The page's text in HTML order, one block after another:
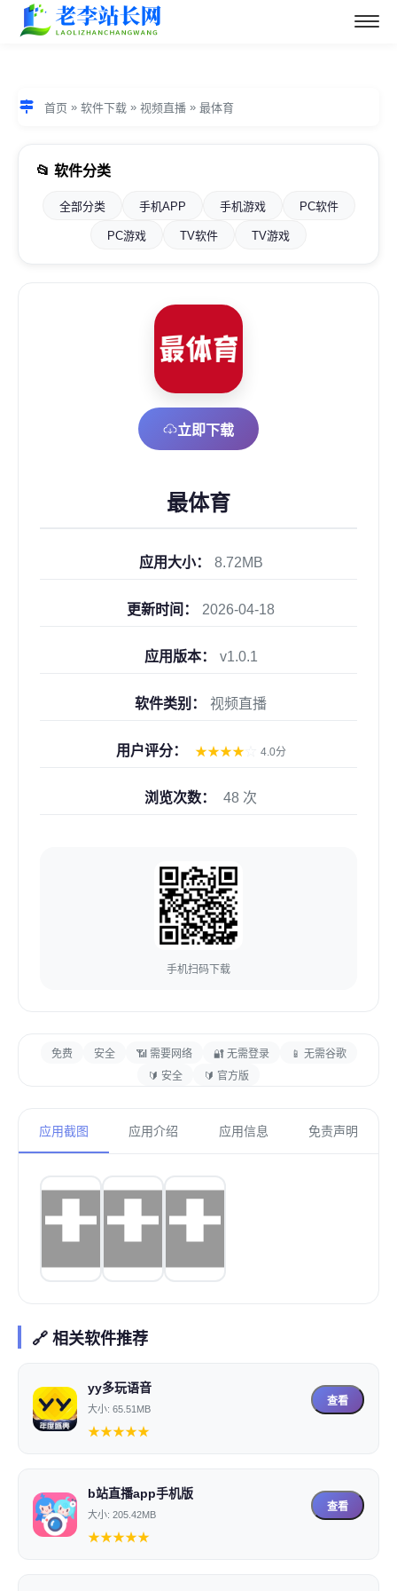
首页 » 软件下载 » 视频直播 » 最体育
📂 软件分类
全部分类 手机APP 手机游戏 PC软件
PC游戏 TV软件 TV游戏
立即下载
最体育
应用大小： 8.72MB
更新时间： 2026-04-18
应用版本： v1.0.1
软件类别： 视频直播
用户评分： ★★★★☆ 4.0分
浏览次数： 48 次
手机扫码下载
免费 安全 📶 需要网络 🔐 无需登录
📱 无需谷歌
🔰 安全
🔰 官方版
应用截图 应用介绍 应用信息 免责声明
🔗 相关软件推荐
yy多玩语音
大小: 65.51MB
★★★★★
查看
b站直播app手机版
大小: 205.42MB
★★★★★
查看